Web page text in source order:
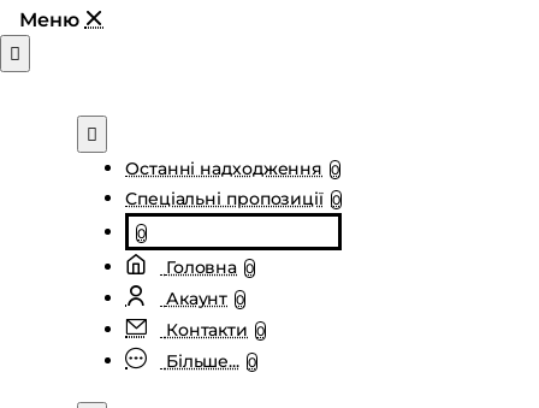
Останні надходження 0
Спеціальні пропозиції 0
0
Головна 0
Акаунт 0
Контакти 0
Більше... 0